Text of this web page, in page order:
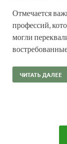
Отмечается
профессий,
могли
ЧИТАТЬ ДАЛЕЕ